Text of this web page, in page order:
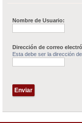
Nombre de Usuario:
Dirección de correo
Esta debe ser la dirección